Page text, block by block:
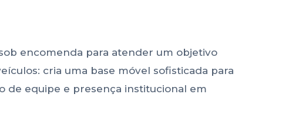
encomenda para atender um objetivo
cria uma base móvel sofisticada para
de equipe e presença institucional em